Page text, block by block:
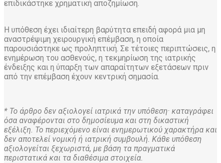
επιδικάστηκε χρηματική αποζημίωση.
Η υπόθεση έχει ιδιαίτερη βαρύτητα επειδή αφορά μια μη
αναστρέψιμη χειρουργική επέμβαση, η οποία
παρουσιάστηκε ως προληπτική. Σε τέτοιες περιπτώσεις, η
ενημέρωση του ασθενούς, η τεκμηρίωση της ιατρικής
ένδειξης και η ύπαρξη των απαραίτητων εξετάσεων πριν
από την επέμβαση έχουν κεντρική σημασία.
* Το άρθρο δεν αξιολογεί ιατρικά την υπόθεση· καταγράφει
όσα αναφέρονται στο δημοσίευμα και στη δικαστική
εξέλιξη. Το περιεχόμενο είναι ενημερωτικού χαρακτήρα και
δεν αποτελεί νομική ή ιατρική συμβουλή. Κάθε υπόθεση
αξιολογείται ξεχωριστά, με βάση τα πραγματικά
περιστατικά και τα διαθέσιμα στοιχεία.